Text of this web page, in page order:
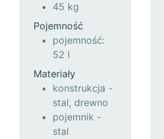
45 kg
Pojemność
pojemność:
52 l
Materiały
konstrukcja -
stal, drewno
pojemnik -
stal